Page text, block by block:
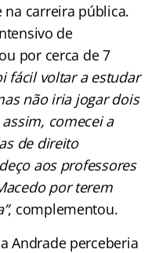
carreira pública.
de
por cerca de 7
fácil voltar a estudar
não iria jogar dois
comecei a
de direito
aos professores
por terem
, complementou.
Andrade perceberia